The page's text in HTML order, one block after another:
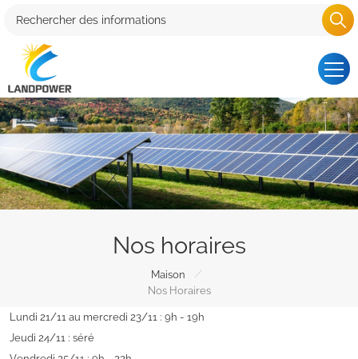
Nos horaires
Maison
/
Nos Horaires
Lundi 21/11 au mercredi 23/11 : 9h - 19h
Jeudi 24/11 : séré